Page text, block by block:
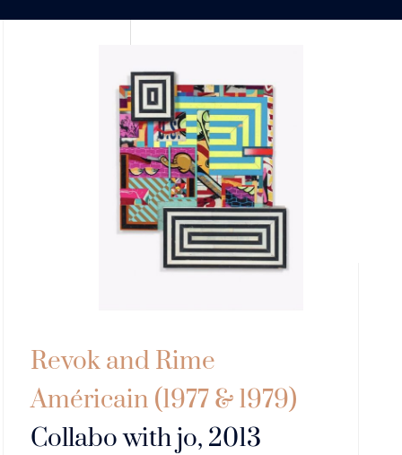
Revok and Rime
Américain (1977 & 1979)
Collabo with jo, 2013